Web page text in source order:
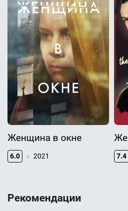
Женщина в окне
6.0 2021 7.4
Р­­­е­­­к­­­о­­­м­­­е­­­н­­­д­­­а­­­ц­­­и­­­и